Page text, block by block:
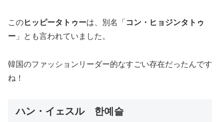
このヒッピータトゥーは、別名「 コン・ヒョジンタトゥ
ー 」とも言われていました。
韓国のファッションリーダー的なすごい存在だったんです
ね！
ハン・イェスル 한예슬